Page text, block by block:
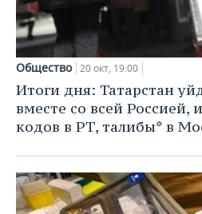
Общество 20 окт, 19:00
Итоги дня: Татарстан
вместе со всей Россией,
кодов в РТ, талибы* в